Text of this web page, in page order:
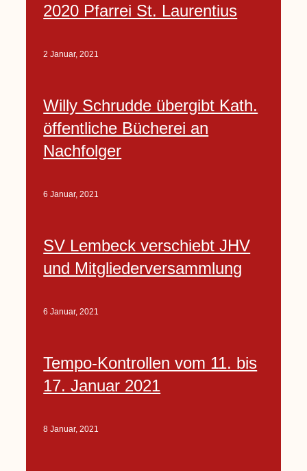
2020 Pfarrei St. Laurentius
2 Januar, 2021
Willy Schrudde übergibt Kath.
öffentliche Bücherei an
Nachfolger
6 Januar, 2021
SV Lembeck verschiebt JHV
und Mitgliederversammlung
6 Januar, 2021
Tempo-Kontrollen vom 11. bis
17. Januar 2021
8 Januar, 2021